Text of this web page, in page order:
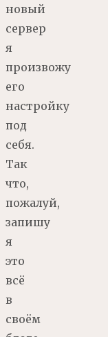
новый
сервер
я
произвожу
его
настройку
под
себя.
Так
что,
пожалуй,
запишу
я
это
всё
в
своём